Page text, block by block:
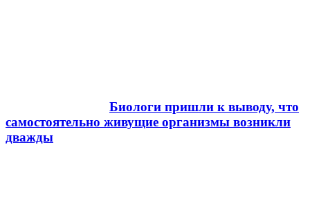
Биологи пришли к выводу, что
самостоятельно живущие организмы возникли
дважды